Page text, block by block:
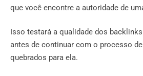
que você encontre a autoridade de
Isso testará a qualidade dos
antes de continuar com o processo
quebrados para ela.